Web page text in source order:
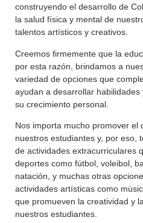
construyendo el desarrollo de
la salud física y mental de
talentos artísticos y creativos.
Creemos firmemente que la
por esta razón, brindamos a
variedad de opciones que
ayudan a desarrollar
su crecimiento personal.
Nos importa mucho promover el
nuestros estudiantes y, por eso,
de actividades extracurriculares
deportes como fútbol, voleibol,
natación, y muchas otras
actividades artísticas como
que promueven la creatividad y
nuestros estudiantes.